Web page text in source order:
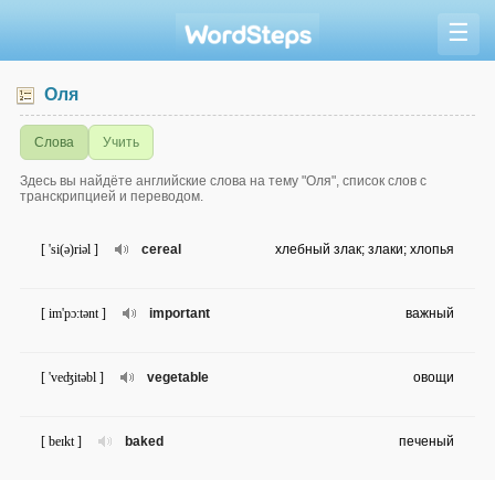
☰
Оля
Слова Учить
Здесь вы найдёте английские слова на тему "Оля", список слов с
транскрипцией и переводом.
cereal
[ 'si(ə)riəl ] хлебный злак; злаки; хлопья
important
[ im'pɔ:tənt ] важный
vegetable
[ 'veʤitəbl ] овощи
baked
[ beɪkt ] печеный